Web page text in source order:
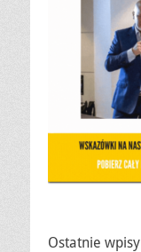
Ostatnie wpisy